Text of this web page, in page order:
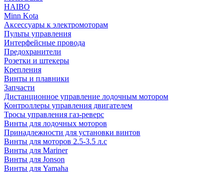
HAIBO
Minn Kota
Аксессуары к электромоторам
Пульты управления
Интерфейсные провода
Предохранители
Розетки и штекеры
Крепления
Винты и плавники
Запчасти
Дистанционное управление лодочным мотором
Контроллеры управления двигателем
Тросы управления газ-реверс
Винты для лодочных моторов
Принадлежности для установки винтов
Винты для моторов 2.5-3.5 л.с
Винты для Mariner
Винты для Jonson
Винты для Yamaha